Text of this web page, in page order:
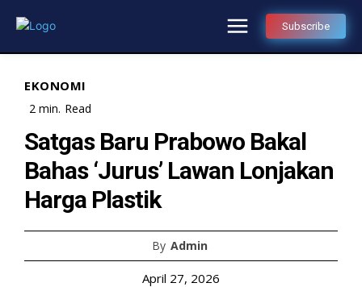
Subscribe
EKONOMI
2 min. Read
Satgas Baru Prabowo Bakal
Bahas ‘Jurus’ Lawan Lonjakan
Harga Plastik
By Admin
April 27, 2026